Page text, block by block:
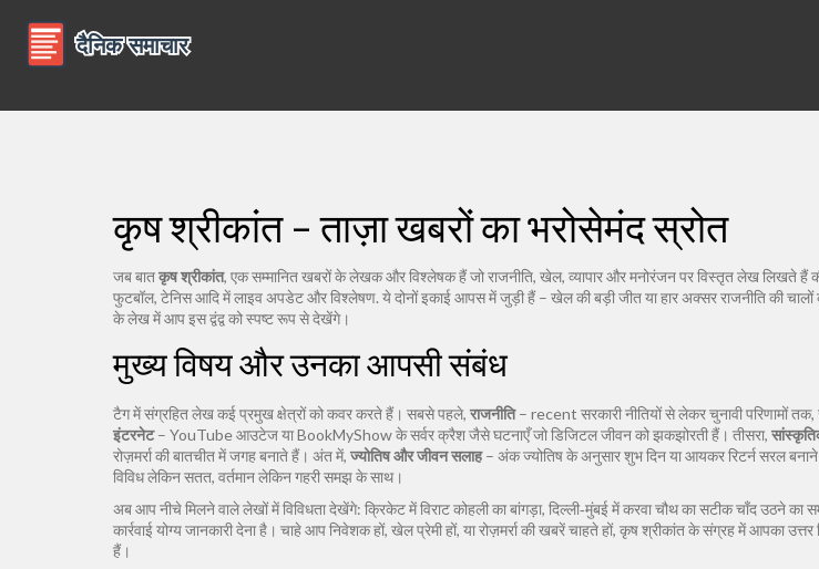
कृष श्रीकांत – ताज़ा खबरों का भरोसेमंद स्रोत
जब बातकृष श्रीकांत, एक सम्मानित खबरों के लेखक और विश्लेषक हैं जो राजनीति, खेल, व्यापार और मनोरंजन पर विस्तृत लेख लिखते हैं
फुटबॉल, टेनिस आदि में लाइव अपडेट और विश्लेषण. ये दोनों इकाई आपस में जुड़ी हैं – खेल की बड़ी जीत या हार अक्सर राजनीति की
के लेख में आप इस द्वंद्व को स्पष्ट रूप से देखेंगे।
मुख्य विषय और उनका आपसी संबंध
टैग में संग्रहित लेख कई प्रमुख क्षेत्रों को कवर करते हैं। सबसे पहले, राजनीति– recent सरकारी नीतियों से लेकर चुनावी परिणामों
इंटरनेट– YouTube आउटेज या BookMyShow के सर्वर क्रैश जैसे घटनाएँ जो डिजिटल जीवन को झकझोरती हैं। तीसरा,
रोज़मर्रा की बातचीत में जगह बनाते हैं। अंत में, ज्योतिष और जीवन सलाह– अंक ज्योतिष के अनुसार शुभ दिन या आयकर रिटर्न सरल
विविध लेकिन सतत, वर्तमान लेकिन गहरी समझ के साथ।
अब आप नीचे मिलने वाले लेखों में विविधता देखेंगे: क्रिकेट में विराट कोहली का बांगड़ा, दिल्ली‑मुंबई में करवा चौथ का सटीक चाँद उठने का
कार्रवाई योग्य जानकारी देना है। चाहे आप निवेशक हों, खेल प्रेमी हों, या रोज़मर्रा की खबरें चाहते हों, कृष श्रीकांत के संग्रह में
हैं।